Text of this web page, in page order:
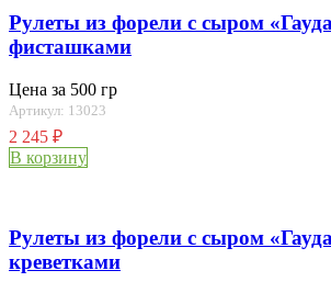
Рулеты из форели с сыром
фисташками
Цена за 500 гр
Артикул: 13023
2 245 ₽
В корзину
Рулеты из форели с сыром
креветками